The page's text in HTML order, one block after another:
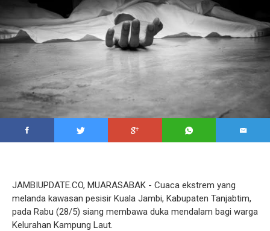
JAMBIUPDATE.CO, MUARASABAK - Cuaca ekstrem yang
melanda kawasan pesisir Kuala Jambi, Kabupaten Tanjabtim,
pada Rabu (28/5) siang membawa duka mendalam bagi warga
Kelurahan Kampung Laut.